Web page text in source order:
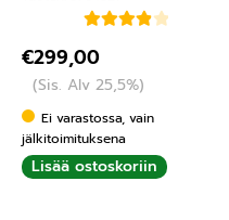
tuotteesta:
4.00/ 5
€299,00
(Sis. Alv 25,5%)
Ei varastossa, vain
jälkitoimituksena
Lisää ostoskoriin